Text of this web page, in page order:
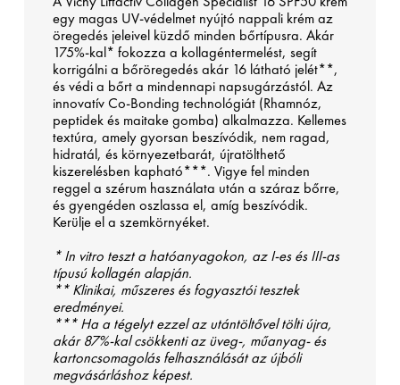
egy magas UV-védelmet nyújtó nappali krém az
öregedés jeleivel küzdő minden bőrtípusra. Akár
175%-kal* fokozza a kollagéntermelést, segít
korrigálni a bőröregedés akár 16 látható jelét**,
és védi a bőrt a mindennapi napsugárzástól. Az
innovatív Co-Bonding technológiát (Rhamnóz,
peptidek és maitake gomba) alkalmazza. Kellemes
textúra, amely gyorsan beszívódik, nem ragad,
hidratál, és környezetbarát, újratölthető
kiszerelésben kapható***. Vigye fel minden
reggel a szérum használata után a száraz bőrre,
és gyengéden oszlassa el, amíg beszívódik.
Kerülje el a szemkörnyéket.
* In vitro teszt a hatóanyagokon, az I-es és III-as
típusú kollagén alapján.
** Klinikai, műszeres és fogyasztói tesztek
eredményei.
*** Ha a tégelyt ezzel az utántöltővel tölti újra,
akár 87%-kal csökkenti az üveg-, műanyag- és
kartoncsomagolás felhasználását az újbóli
megvásárláshoz képest.